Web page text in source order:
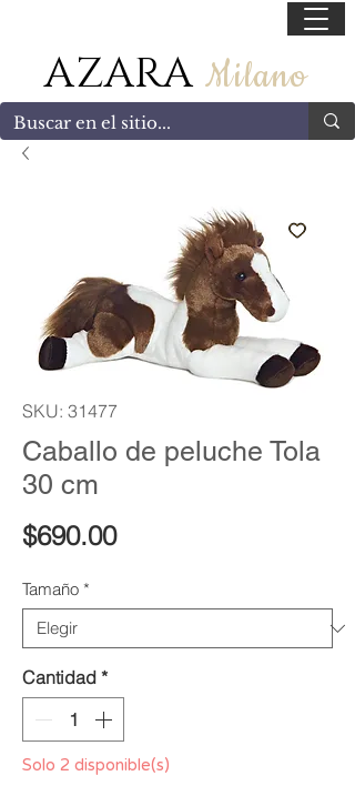
AZARA Milano
SKU: 31477
Caballo de peluche Tola
30 cm
$690.00Precio
Tamaño *
Cantidad *
Solo 2 disponible(s)